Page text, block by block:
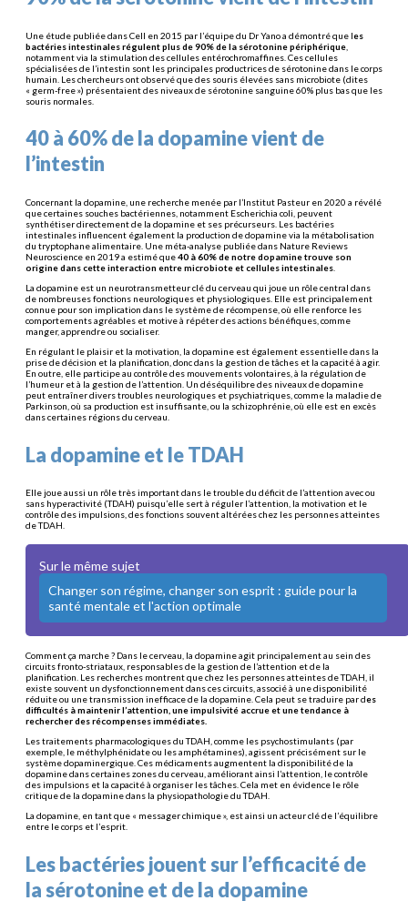
Une étude publiée dans Cell en 2015 par l’équipe du Dr Yano a démontré que les
bactéries intestinales régulent plus de 90% de la sérotonine périphérique
notamment via la stimulation des cellules entérochromaffines. Ces cellules
spécialisées de l’intestin sont les principales productrices de sérotonine dans le corps
humain. Les chercheurs ont observé que des souris élevées sans microbiote (dites
« germ-free ») présentaient des niveaux de sérotonine sanguine 60% plus bas que les
souris normales.
40 à 60% de la dopamine vient de
l’intestin
Concernant la dopamine, une recherche menée par l’Institut Pasteur en 2020 a révélé
que certaines souches bactériennes, notamment Escherichia coli, peuvent
synthétiser directement de la dopamine et ses précurseurs. Les bactéries
intestinales influencent également la production de dopamine via la métabolisation
du tryptophane alimentaire. Une méta-analyse publiée dans Nature Reviews
Neuroscience en 2019 a estimé que40 à 60% de notre dopamine trouve son
origine dans cette interaction entre microbiote et cellules intestinales
La dopamine est un neurotransmetteur clé du cerveau qui joue un rôle central dans
de nombreuses fonctions neurologiques et physiologiques. Elle est principalement
connue pour son implication dans le système de récompense, où elle renforce les
comportements agréables et motive à répéter des actions bénéfiques, comme
manger, apprendre ou socialiser.
En régulant le plaisir et la motivation, la dopamine est également essentielle dans la
prise de décision et la planification, donc dans la gestion de tâches et la capacité à agir.
En outre, elle participe au contrôle des mouvements volontaires, à la régulation de
l’humeur et à la gestion de l’attention. Un déséquilibre des niveaux de dopamine
peut entraîner divers troubles neurologiques et psychiatriques, comme la maladie de
Parkinson, où sa production est insuffisante, ou la schizophrénie, où elle est en excès
dans certaines régions du cerveau.
La dopamine et le TDAH
Elle joue aussi un rôle très important dans le trouble du déficit de l’attention avec ou
sans hyperactivité (TDAH) puisqu’elle sert à réguler l’attention, la motivation et le
contrôle des impulsions, des fonctions souvent altérées chez les personnes atteintes
de TDAH.
Sur le même sujet
Changer son régime, changer son esprit : guide pour la
santé mentale et l'action optimale
Comment ça marche ? Dans le cerveau, la dopamine agit principalement au sein des
circuits fronto-striataux, responsables de la gestion de l’attention et de la
planification. Les recherches montrent que chez les personnes atteintes de TDAH, il
existe souvent un dysfonctionnement dans ces circuits, associé à une disponibilité
réduite ou une transmission inefficace de la dopamine. Cela peut se traduire par des
difficultés à maintenir l’attention, une impulsivité accrue et une tendance à
rechercher des récompenses immédiates.
Les traitements pharmacologiques du TDAH, comme les psychostimulants (par
exemple, le méthylphénidate ou les amphétamines), agissent précisément sur le
système dopaminergique. Ces médicaments augmentent la disponibilité de la
dopamine dans certaines zones du cerveau, améliorant ainsi l’attention, le contrôle
des impulsions et la capacité à organiser les tâches. Cela met en évidence le rôle
critique de la dopamine dans la physiopathologie du TDAH.
La dopamine, en tant que « messager chimique », est ainsi un acteur clé de l’équilibre
entre le corps et l’esprit.
Les bactéries jouent sur l’efficacité de
la sérotonine et de la dopamine